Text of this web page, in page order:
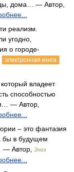
дома… — Автор,
реализм.
угодно,
о городе-
электронная книга
владеет
способностью
— Автор,
– это фантазия
бы в будущем
— Автор,
Энгэ